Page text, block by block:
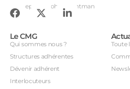
Conception : John Brightman
Le CMG
Qui sommes nous ?
Structures adhérentes
Dévenir adhérent
Interlocuteurs
Toute